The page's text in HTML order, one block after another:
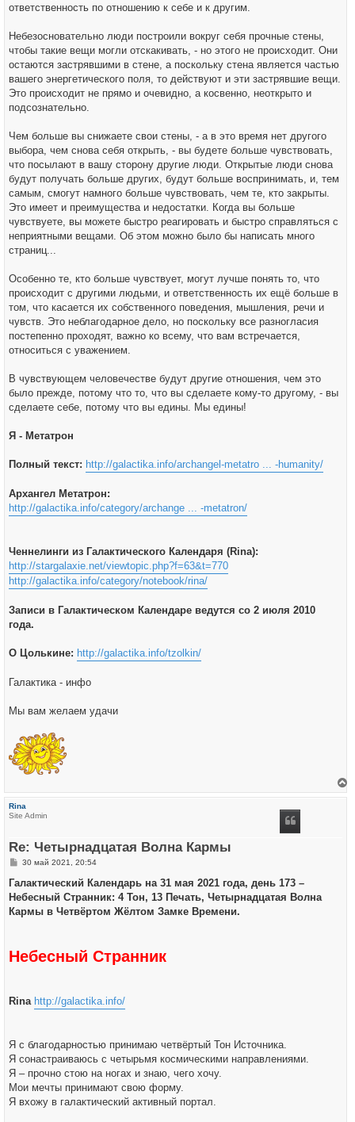
ответственность по отношению к себе и к другим.
Небезосновательно люди построили вокруг себя прочные стены,
чтобы такие вещи могли отскакивать, - но этого не происходит. Они
остаются застрявшими в стене, а поскольку стена является частью
вашего энергетического поля, то действуют и эти застрявшие вещи.
Это происходит не прямо и очевидно, а косвенно, неоткрыто и
подсознательно.
Чем больше вы снижаете свои стены, - а в это время нет другого
выбора, чем снова себя открыть, - вы будете больше чувствовать,
что посылают в вашу сторону другие люди. Открытые люди снова
будут получать больше других, будут больше воспринимать, и, тем
самым, смогут намного больше чувствовать, чем те, кто закрыты.
Это имеет и преимущества и недостатки. Когда вы больше
чувствуете, вы можете быстро реагировать и быстро справляться с
неприятными вещами. Об этом можно было бы написать много
страниц...
Особенно те, кто больше чувствует, могут лучше понять то, что
происходит с другими людьми, и ответственность их ещё больше в
том, что касается их собственного поведения, мышления, речи и
чувств. Это неблагодарное дело, но поскольку все разногласия
постепенно проходят, важно ко всему, что вам встречается,
относиться с уважением.
В чувствующем человечестве будут другие отношения, чем это
было прежде, потому что то, что вы сделаете кому-то другому, - вы
сделаете себе, потому что вы едины. Мы едины!
Я - Метатрон
Полный текст: http://galactika.info/archangel-metatro ... -humanity/
Архангел Метатрон:
http://galactika.info/category/archange ... -metatron/
Ченнелинги из Галактического Календаря (Rina):
http://stargalaxie.net/viewtopic.php?f=63&t=770
http://galactika.info/category/notebook/rina/
Записи в Галактическом Календаре ведутся со 2 июля 2010
года.
О Цолькине: http://galactika.info/tzolkin/
Галактика - инфо
Мы вам желаем удачи
Rina
Site Admin
Re: Четырнадцатая Волна Кармы
С
о
щ
е
н
30 май 2021, 20:54
Галактический Календарь на 31 мая 2021 года, день 173 –
Небесный Странник: 4 Тон, 13 Печать, Четырнадцатая Волна
Кармы в Четвёртом Жёлтом Замке Времени.
Небесный Странник
Rina http://galactika.info/
Я с благодарностью принимаю четвёртый Тон Источника.
Я сонастраиваюсь с четырьмя космическими направлениями.
Я – прочно стою на ногах и знаю, чего хочу.
Мои мечты принимают свою форму.
Я вхожу в галактический активный портал.